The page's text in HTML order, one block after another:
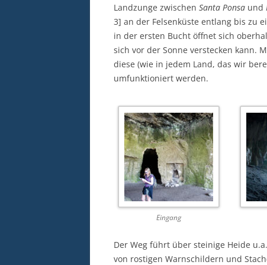
Landzunge zwischen Santa Ponsa und
3] an der Felsenküste entlang bis zu
in der ersten Bucht öffnet sich
sich vor der Sonne verstecken kann.
diese (wie in jedem Land, das wir
umfunktioniert werden.
Eingang
Der Weg führt über steinige Heide
von rostigen Warnschildern und